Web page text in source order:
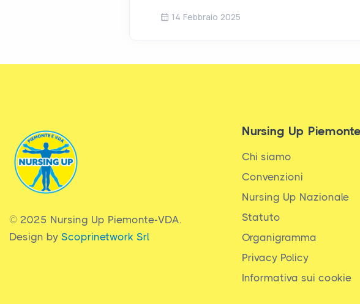
14 Febbraio 2025
© 2025 Nursing Up Piemonte-VDA.
Design by Scoprinetwork Srl
Nursing Up
Chi siamo
Convenzioni
Nursing Up Nazionale
Statuto
Organigramma
Privacy Policy
Informativa sui cookie